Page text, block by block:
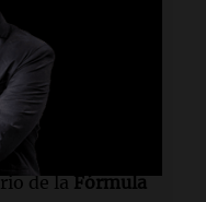
los seguidores
presencia
de laFórmula